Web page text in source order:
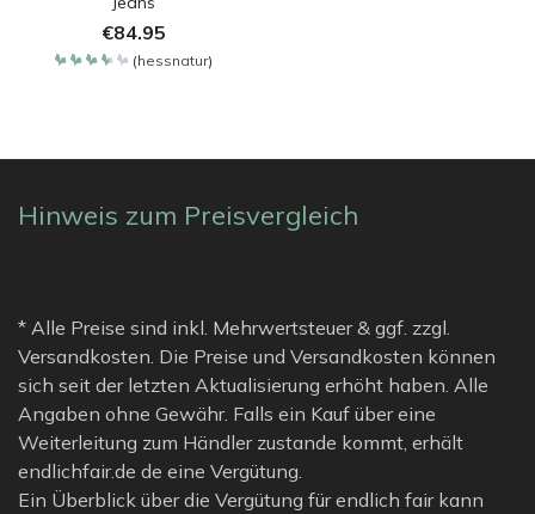
€84.95
(hessnatur)
Hinweis zum Preisvergleich
* Alle Preise sind inkl. Mehrwertsteuer & ggf. zzgl.
Versandkosten. Die Preise und Versandkosten können
sich seit der letzten Aktualisierung erhöht haben. Alle
Angaben ohne Gewähr. Falls ein Kauf über eine
Weiterleitung zum Händler zustande kommt, erhält
endlichfair.de de eine Vergütung.
Ein Überblick über die Vergütung für endlich fair kann